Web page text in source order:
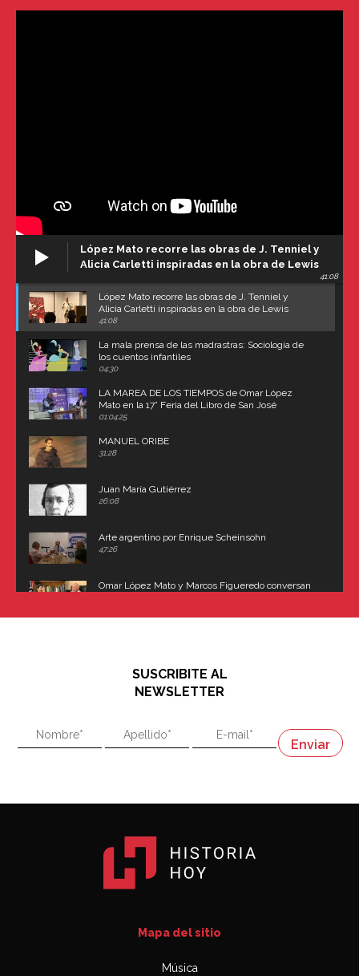
López Mato recorre las obras de J. Tenniel y
Alicia Carletti inspiradas en la obra de Lewis
41:08
López Mato recorre las obras de J. Tenniel y
Alicia Carletti inspiradas en la obra de Lewis
Carroll
41:08
La mala prensa de las madrastras: Sociología de
los cuentos infantiles
04:30
LA MAREA DE LOS TIEMPOS de Omar López
Mato en la 17° Feria del Libro de San José
(Uruguay)
01:04:25
MANUEL ORIBE
31:28
Juan María Gutiérrez
26:08
Arte argentino por Enrique Scheinsohn
47:26
Omar López Mato y Marcos Figueredo conversan
"En política, la estupidez no es una desventaja"
"En política, la estupidez no es una desventaja"
Napoleón
SUSCRIBITE AL
NEWSLETTER
Mapa del sitio
Música